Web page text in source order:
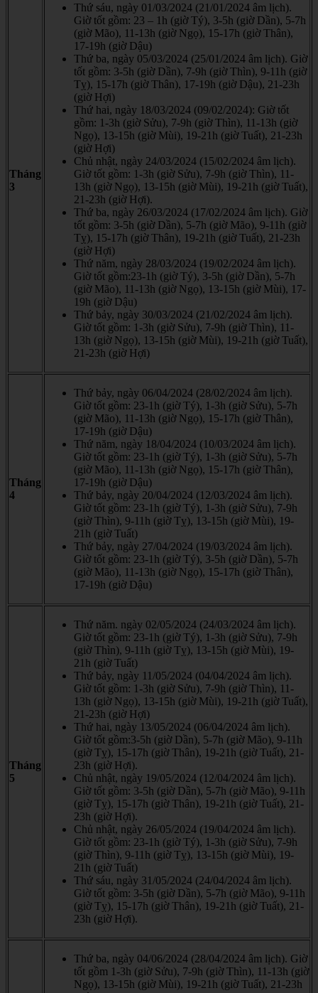
Tháng
3
Thứ sáu, ngày 01/03/2024 (21/01/2024 âm lịch).
Giờ tốt gồm: 23 – 1h (giờ Tý), 3-5h (giờ Dần), 5-7h
(giờ Mão), 11-13h (giờ Ngọ), 15-17h (giờ Thân),
17-19h (giờ Dậu)
Thứ ba, ngày 05/03/2024 (25/01/2024 âm lịch). Giờ
tốt gồm: 3-5h (giờ Dần), 7-9h (giờ Thìn), 9-11h (giờ
Tỵ), 15-17h (giờ Thân), 17-19h (giờ Dậu), 21-23h
(giờ Hợi)
Thứ hai, ngày 18/03/2024 (09/02/2024): Giờ tốt
gồm: 1-3h (giờ Sửu), 7-9h (giờ Thìn), 11-13h (giờ
Ngọ), 13-15h (giờ Mùi), 19-21h (giờ Tuất), 21-23h
(giờ Hợi)
Chủ nhật, ngày 24/03/2024 (15/02/2024 âm lịch).
Giờ tốt gồm: 1-3h (giờ Sửu), 7-9h (giờ Thìn), 11-
13h (giờ Ngọ), 13-15h (giờ Mùi), 19-21h (giờ Tuất),
21-23h (giờ Hợi).
Thứ ba, ngày 26/03/2024 (17/02/2024 âm lịch). Giờ
tốt gồm: 3-5h (giờ Dần), 5-7h (giờ Mão), 9-11h (giờ
Tỵ), 15-17h (giờ Thân), 19-21h (giờ Tuất), 21-23h
(giờ Hợi)
Thứ năm, ngày 28/03/2024 (19/02/2024 âm lịch).
Giờ tốt gồm:23-1h (giờ Tý), 3-5h (giờ Dần), 5-7h
(giờ Mão), 11-13h (giờ Ngọ), 13-15h (giờ Mùi), 17-
19h (giờ Dậu)
Thứ bảy, ngày 30/03/2024 (21/02/2024 âm lịch).
Giờ tốt gồm: 1-3h (giờ Sửu), 7-9h (giờ Thìn), 11-
13h (giờ Ngọ), 13-15h (giờ Mùi), 19-21h (giờ Tuất),
21-23h (giờ Hợi)
Tháng
4
Thứ bảy, ngày 06/04/2024 (28/02/2024 âm lịch).
Giờ tốt gồm: 23-1h (giờ Tý), 1-3h (giờ Sửu), 5-7h
(giờ Mão), 11-13h (giờ Ngọ), 15-17h (giờ Thân),
17-19h (giờ Dậu)
Thứ năm, ngày 18/04/2024 (10/03/2024 âm lịch).
Giờ tốt gồm: 23-1h (giờ Tý), 1-3h (giờ Sửu), 5-7h
(giờ Mão), 11-13h (giờ Ngọ), 15-17h (giờ Thân),
17-19h (giờ Dậu)
Thứ bảy, ngày 20/04/2024 (12/03/2024 âm lịch).
Giờ tốt gồm: 23-1h (giờ Tý), 1-3h (giờ Sửu), 7-9h
(giờ Thìn), 9-11h (giờ Tỵ), 13-15h (giờ Mùi), 19-
21h (giờ Tuất)
Thứ bảy, ngày 27/04/2024 (19/03/2024 âm lịch).
Giờ tốt gồm: 23-1h (giờ Tý), 3-5h (giờ Dần), 5-7h
(giờ Mão), 11-13h (giờ Ngọ), 15-17h (giờ Thân),
17-19h (giờ Dậu)
Tháng
5
Thứ năm. ngày 02/05/2024 (24/03/2024 âm lịch).
Giờ tốt gồm: 23-1h (giờ Tý), 1-3h (giờ Sửu), 7-9h
(giờ Thìn), 9-11h (giờ Tỵ), 13-15h (giờ Mùi), 19-
21h (giờ Tuất)
Thứ bảy, ngày 11/05/2024 (04/04/2024 âm lịch).
Giờ tốt gồm: 1-3h (giờ Sửu), 7-9h (giờ Thìn), 11-
13h (giờ Ngọ), 13-15h (giờ Mùi), 19-21h (giờ Tuất),
21-23h (giờ Hợi)
Thứ hai, ngày 13/05/2024 (06/04/2024 âm lịch).
Giờ tốt gồm:3-5h (giờ Dần), 5-7h (giờ Mão), 9-11h
(giờ Tỵ), 15-17h (giờ Thân), 19-21h (giờ Tuất), 21-
23h (giờ Hợi).
Chủ nhật, ngày 19/05/2024 (12/04/2024 âm lịch).
Giờ tốt gồm: 3-5h (giờ Dần), 5-7h (giờ Mão), 9-11h
(giờ Tỵ), 15-17h (giờ Thân), 19-21h (giờ Tuất), 21-
23h (giờ Hợi).
Chủ nhật, ngày 26/05/2024 (19/04/2024 âm lịch).
Giờ tốt gồm: 23-1h (giờ Tý), 1-3h (giờ Sửu), 7-9h
(giờ Thìn), 9-11h (giờ Tỵ), 13-15h (giờ Mùi), 19-
21h (giờ Tuất)
Thứ sáu, ngày 31/05/2024 (24/04/2024 âm lịch).
Giờ tốt gồm: 3-5h (giờ Dần), 5-7h (giờ Mão), 9-11h
(giờ Tỵ), 15-17h (giờ Thân), 19-21h (giờ Tuất), 21-
23h (giờ Hợi).
Thứ ba, ngày 04/06/2024 (28/04/2024 âm lịch). Giờ
tốt gồm 1-3h (giờ Sửu), 7-9h (giờ Thìn), 11-13h (giờ
Ngọ), 13-15h (giờ Mùi), 19-21h (giờ Tuất), 21-23h